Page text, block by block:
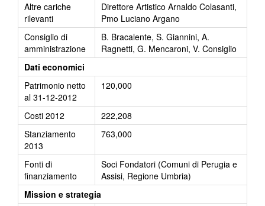
Altre cariche
rilevanti
Direttore Artistico Arnaldo Colasanti,
Pmo Luciano Argano
Consiglio di
amministrazione
B. Bracalente, S. Giannini, A.
Ragnetti, G. Mencaroni, V. Consiglio
Dati economici
Patrimonio netto
al 31-12-2012
120,000
Costi 2012
222,208
Stanziamento
2013
763,000
Fonti di
finanziamento
Soci Fondatori (Comuni di Perugia e
Assisi, Regione Umbria)
Mission e strategia